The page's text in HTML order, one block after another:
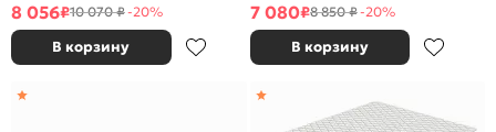
8 056₽10 070 ₽-20%
В корзину
7 080₽8 850 ₽-20%
В корзину